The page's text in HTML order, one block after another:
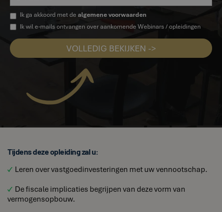
Ik ga akkoord met de algemene voorwaarden
Ik wil e-mails ontvangen over aankomende Webinars / opleidingen
Tijdens deze opleiding zal u:
Leren over vastgoedinvesteringen met uw vennootschap.
De fiscale implicaties begrijpen van deze vorm van
vermogensopbouw.